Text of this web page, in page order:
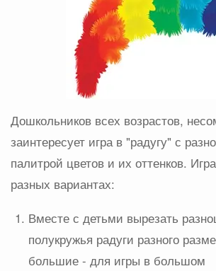
Дошкольников всех возрастов,
заинтересует игра в "радугу" с
палитрой цветов и их оттенков.
разных вариантах:
Вместе с детьми вырезать
полукружья радуги разного
большие - для игры в большом